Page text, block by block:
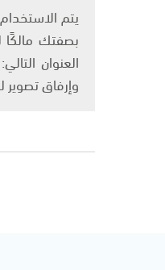
بصفتك مالكًا
وإرفاق